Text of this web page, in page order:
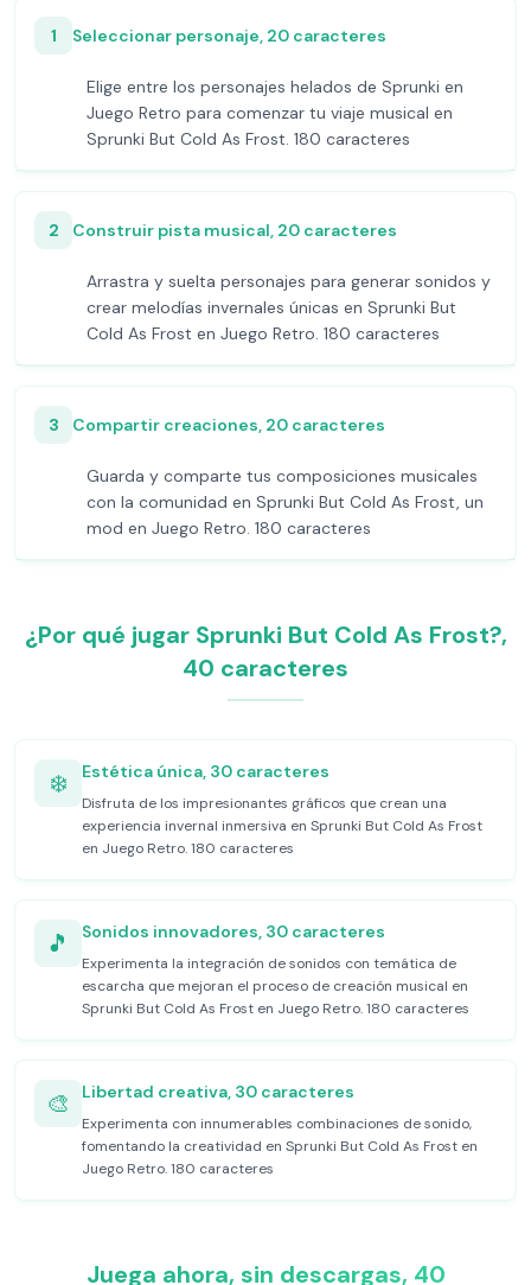
1 Seleccionar personaje, 20 caracteres
Elige entre los personajes helados de Sprunki en
Juego Retro para comenzar tu viaje musical en
Sprunki But Cold As Frost. 180 caracteres
2 Construir pista musical, 20 caracteres
Arrastra y suelta personajes para generar sonidos y
crear melodías invernales únicas en Sprunki But
Cold As Frost en Juego Retro. 180 caracteres
3 Compartir creaciones, 20 caracteres
Guarda y comparte tus composiciones musicales
con la comunidad en Sprunki But Cold As Frost, un
mod en Juego Retro. 180 caracteres
¿Por qué jugar Sprunki But Cold As Frost?,
40 caracteres
❄️ Estética única, 30 caracteres
Disfruta de los impresionantes gráficos que crean una
experiencia invernal inmersiva en Sprunki But Cold As Frost
en Juego Retro. 180 caracteres
🎵 Sonidos innovadores, 30 caracteres
Experimenta la integración de sonidos con temática de
escarcha que mejoran el proceso de creación musical en
Sprunki But Cold As Frost en Juego Retro. 180 caracteres
🎨 Libertad creativa, 30 caracteres
Experimenta con innumerables combinaciones de sonido,
fomentando la creatividad en Sprunki But Cold As Frost en
Juego Retro. 180 caracteres
Juega ahora, sin descargas, 40